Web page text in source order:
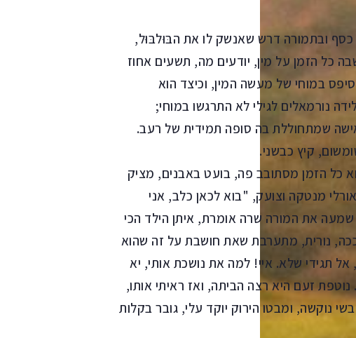
כסף ובתמורה דרש שאנשק לו את הבּוּלבּוּל,
כל הזמן על מין, יודעים מה, תשעים אחוז
במוחי של מעשה המין, וכיצד הוא
נורמאלים לגילי לא התרגשו במוחי;
שמתחוללת בה סופה תמידית של רעב.
כל הזמן מסתובב פה, בועט באבנים, מציק
מנטקה וצועק, "בוא לכאן כלב, אני
את המורה שרה אומרת, איתן הילד הכי
נורית, מתערבת שאת חושבת על זה שהוא
תגידי שלא. איי! למה את נושכת אותי, יא
זעם היא רצה הביתה, ואז ראיתי אותו,
נוקשה, ומבטו הירוק יוקד עלי, גובר בקלות